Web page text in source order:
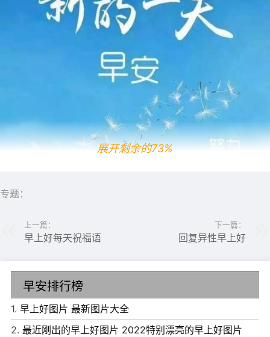
展开剩余的73%
专题：
上一篇：
早上好每天祝福语
下一篇：
回复异性早上好
早安排行榜
1. 早上好图片 最新图片大全
2. 最近刚出的早上好图片 2022特别漂亮的早上好图片